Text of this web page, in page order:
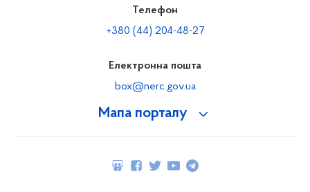
Мапа порталу
Телефон
+380 (44) 204-48-27
Електронна пошта
box@nerc.gov.ua